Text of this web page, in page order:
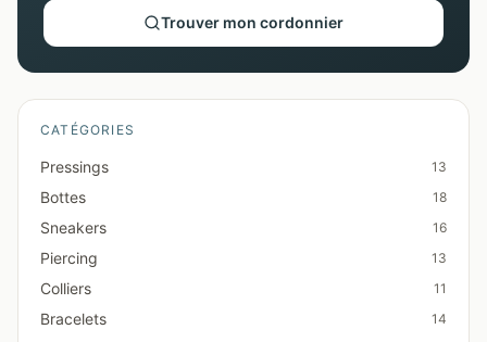
Trouver mon cordonnier
CATÉGORIES
Pressings 13
Bottes 18
Sneakers 16
Piercing 13
Colliers 11
Bracelets 14